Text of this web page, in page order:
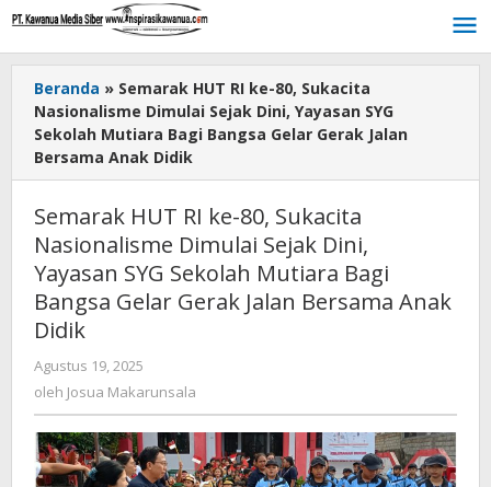
Lewati
konten
Beranda » Semarak HUT RI ke-80, Sukacita
Nasionalisme Dimulai Sejak Dini, Yayasan SYG
Sekolah Mutiara Bagi Bangsa Gelar Gerak Jalan
Bersama Anak Didik
Semarak HUT RI ke-80, Sukacita
Nasionalisme Dimulai Sejak Dini,
Yayasan SYG Sekolah Mutiara Bagi
Bangsa Gelar Gerak Jalan Bersama Anak
Didik
Agustus 19, 2025
Josua
oleh Josua Makarunsala